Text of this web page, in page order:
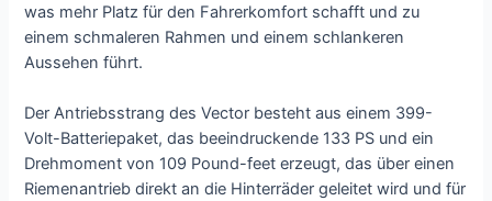
was mehr Platz für den Fahrerkomfort schafft und zu
einem schmaleren Rahmen und einem schlankeren
Aussehen führt.
Der Antriebsstrang des Vector besteht aus einem 399-
Volt-Batteriepaket, das beeindruckende 133 PS und ein
Drehmoment von 109 Pound-feet erzeugt, das über einen
Riemenantrieb direkt an die Hinterräder geleitet wird und für